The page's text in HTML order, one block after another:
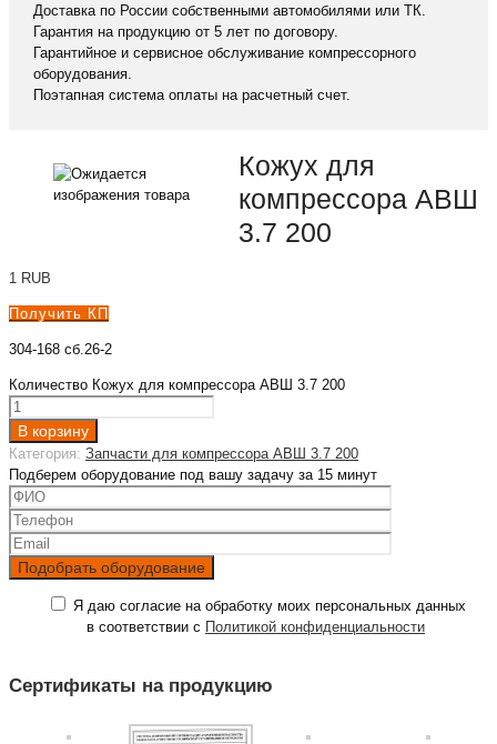
Доставка по России собственными автомобилями или ТК.
Гарантия на продукцию от 5 лет по договору.
Гарантийное и сервисное обслуживание компрессорного
оборудования.
Поэтапная система оплаты на расчетный счет.
Кожух для
компрессора АВШ
3.7 200
1 RUB
Получить КП
304-168 сб.26-2
Количество Кожух для компрессора АВШ 3.7 200
В корзину
Категория: Запчасти для компрессора АВШ 3.7 200
Подберем оборудование под вашу задачу за 15 минут
Я даю согласие на обработку моих персональных данных
в соответствии с Политикой конфиденциальности
Сертификаты на продукцию